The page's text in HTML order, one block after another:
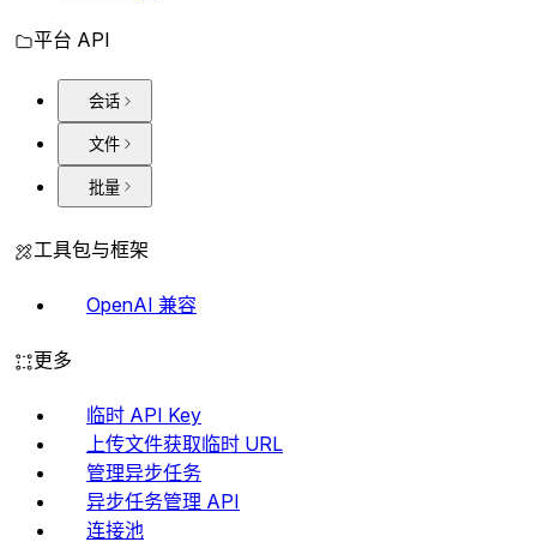
平台 API
会话
文件
批量
工具包与框架
OpenAI 兼容
更多
临时 API Key
上传文件获取临时 URL
管理异步任务
异步任务管理 API
连接池